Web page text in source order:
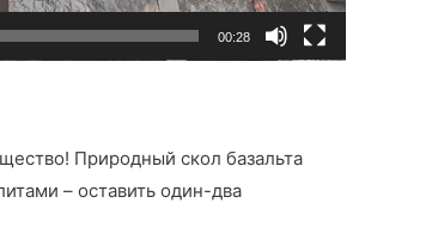
00:28
Природный скол базальта
– оставить один-два